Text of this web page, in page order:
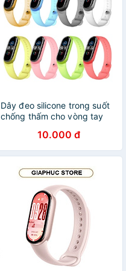
Dây đeo silicone trong suốt
chống thấm cho vòng tay
3 MiBand 3 410.000 đ